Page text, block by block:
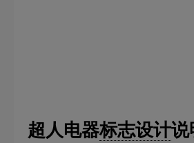
超人电器标志设计说